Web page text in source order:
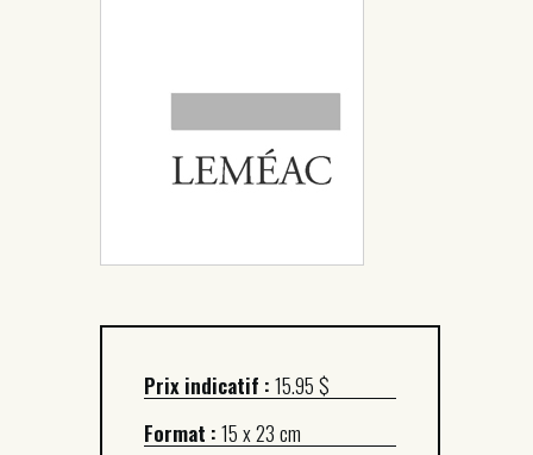
À PROPOS
Prix indicatif :15.95 $
Format :15 x 23 cm